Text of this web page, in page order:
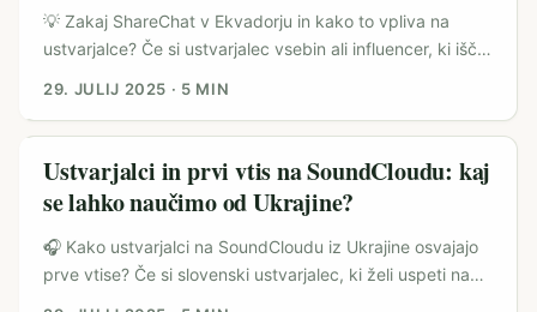
💡 Zakaj ShareChat v Ekvadorju in kako to vpliva na
ustvarjalce? Če si ustvarjalec vsebin ali influencer, ki išče
ogromno priljubljenost v Indiji, se postopoma širi tudi v
države Latinske Amerike, med njimi Ekvador. Zakaj? Ker
ShareChat omogoča ustvarjalcem, da se povežejo z
lokalnim občinstvom na način, ki je bolj pristno in
relevantno kot na globalnih platformah. ...
29. JULIJ 2025 · 5 MIN
Ustvarjalci in prvi vtis na SoundCloudu: kaj
se lahko naučimo od Ukrajine?
🎧 Kako ustvarjalci na SoundCloudu iz Ukrajine osvajajo
prve vtise? Če si slovenski ustvarjalec, ki želi uspeti na